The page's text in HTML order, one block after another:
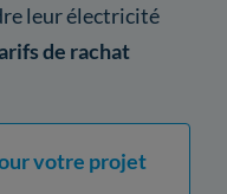
leur électricité
de rachat
votre projet